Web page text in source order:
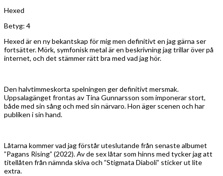
Hexed
Betyg: 4
Hexed är en ny bekantskap för mig men definitivt en jag gärna ser
fortsätter. Mörk, symfonisk metal är en beskrivning jag trillar över på
internet, och det stämmer rätt bra med vad jag hör.
Den halvtimmeskorta spelningen ger definitivt mersmak.
Uppsalagänget frontas av Tina Gunnarsson som imponerar stort,
både med sin sång och med sin närvaro. Hon äger scenen och har
publiken i sin hand.
Låtarna kommer vad jag förstår uteslutande från senaste albumet
”Pagans Rising” (2022). Av de sex låtar som hinns med tycker jag att
titellåten från nämnda skiva och ”Stigmata Diaboli” sticker ut lite
extra.